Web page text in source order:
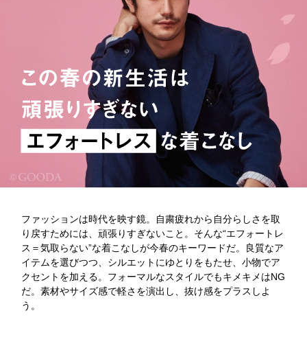
ファッションは時代を映す鏡。自粛疲れから自分らしさを取
り戻すためには、頑張りすぎないこと。そんな“エフォートレ
ス＝気取らない”な着こなしが今春のキーワードだ。良質なア
イテムを選びつつ、シルエットにゆとりをもたせ、小物でア
クセントを加える。フォーマルなスタイルでもキメキメはNG
だ。素材やサイズ感で軽さを演出し、抜け感をプラスしよ
う。